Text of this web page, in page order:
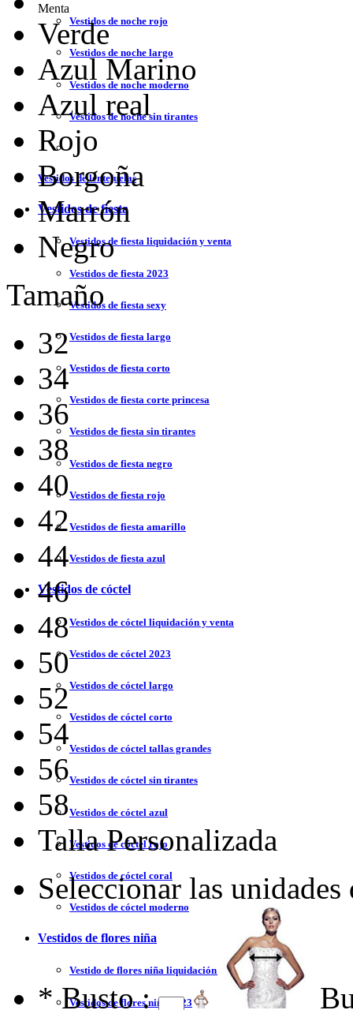
Vestidos de noche rojo
Vestidos de noche largo
Vestidos de noche moderno
Vestidos de noche sin tirantes
Vestidos de lentejuelas
Vestidos de fiesta
Vestidos de fiesta liquidación y venta
Vestidos de fiesta 2023
Vestidos de fiesta sexy
Vestidos de fiesta largo
Vestidos de fiesta corto
Vestidos de fiesta corte princesa
Vestidos de fiesta sin tirantes
Vestidos de fiesta negro
Vestidos de fiesta rojo
Vestidos de fiesta amarillo
Vestidos de fiesta azul
Vestidos de cóctel
Vestidos de cóctel liquidación y venta
Vestidos de cóctel 2023
Vestidos de cóctel largo
Vestidos de cóctel corto
Vestidos de cóctel tallas grandes
Vestidos de cóctel sin tirantes
Vestidos de cóctel azul
Vestidos de cóctel rojo
Vestidos de cóctel coral
Vestidos de cóctel moderno
Vestidos de flores niña
Vestido de flores niña liquidación y venta
Vestidos de flores niña 2023
Menta
Verde
Azul Marino
Azul real
Rojo
Borgoña
Marrón
Negro
Tamaño
32
34
36
38
40
42
44
46
48
50
52
54
56
58
Talla Personalizada
Seleccionar las
* Busto :